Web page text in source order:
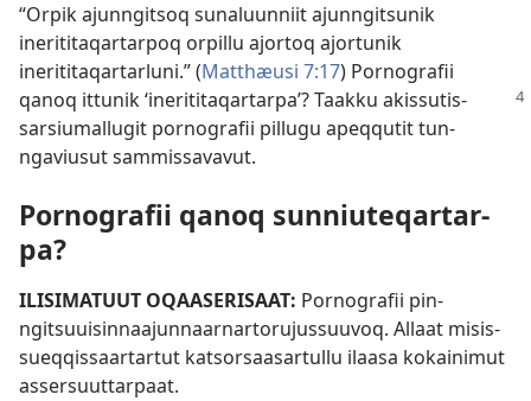
“Or­pik ajun­ngitsoq sunaluun­niit ajun­ngitsunik
inerititaqar­tar­poq or­pil­lu ajor­toq ajor­tunik
inerititaqar­tarluni.” (Mat­thæusi 7:17) Por­nografii
qanoq it­tunik ‘inerititaqar­tar­pa’? Taak­ku akis­sutis­
sarsiumal­lugit por­nografii pil­lugu apeq­qutit tun­
ngaviusut sam­mis­savavut.
Por­nografii qanoq sun­niuteqar­tar­
pa?
ILISIMATUUT OQAASERISAAT: Por­nografii pin­
ngitsuuisin­naajun­naar­nar­torujus­suuvoq. Al­laat misis­
sueq­qis­saar­tar­tut katsorsaasar­tul­lu ilaasa kokainimut
as­sersuut­tar­paat.